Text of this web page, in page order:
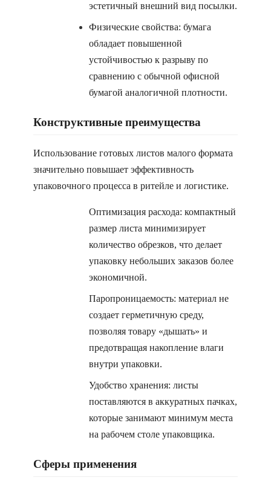
эстетичный внешний вид посылки.
Физические свойства: бумага
обладает повышенной
устойчивостью к разрыву по
сравнению с обычной офисной
бумагой аналогичной плотности.
Конструктивные преимущества
Использование готовых листов малого формата
значительно повышает эффективность
упаковочного процесса в ритейле и логистике.
Оптимизация расхода: компактный
размер листа минимизирует
количество обрезков, что делает
упаковку небольших заказов более
экономичной.
Паропроницаемость: материал не
создает герметичную среду,
позволяя товару «дышать» и
предотвращая накопление влаги
внутри упаковки.
Удобство хранения: листы
поставляются в аккуратных пачках,
которые занимают минимум места
на рабочем столе упаковщика.
Сферы применения